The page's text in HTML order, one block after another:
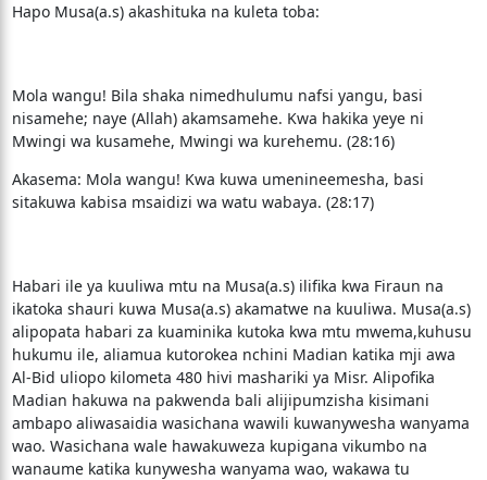
Hapo Musa(a.s) akashituka na kuleta toba:
Mola wangu! Bila shaka nimedhulumu nafsi yangu, basi
nisamehe; naye (Allah) akamsamehe. Kwa hakika yeye ni
Mwingi wa kusamehe, Mwingi wa kurehemu. (28:16)
Akasema: Mola wangu! Kwa kuwa umenineemesha, basi
sitakuwa kabisa msaidizi wa watu wabaya. (28:17)
Habari ile ya kuuliwa mtu na Musa(a.s) ilifika kwa Firaun na
ikatoka shauri kuwa Musa(a.s) akamatwe na kuuliwa. Musa(a.s)
alipopata habari za kuaminika kutoka kwa mtu mwema,kuhusu
hukumu ile, aliamua kutorokea nchini Madian katika mji awa
Al-Bid uliopo kilometa 480 hivi mashariki ya Misr. Alipofika
Madian hakuwa na pakwenda bali alijipumzisha kisimani
ambapo aliwasaidia wasichana wawili kuwanywesha wanyama
wao. Wasichana wale hawakuweza kupigana vikumbo na
wanaume katika kunywesha wanyama wao, wakawa tu